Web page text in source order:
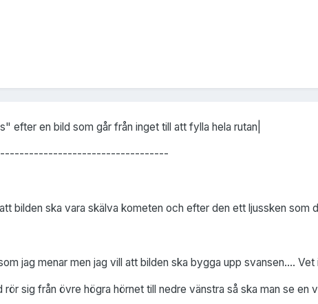
efter en bild som går från inget till att fylla hela rutan|
bilden ska vara skälva kometen och efter den ett ljussken som
jag menar men jag vill att bilden ska bygga upp svansen....
rör sig från övre högra hörnet till nedre vänstra så ska man se